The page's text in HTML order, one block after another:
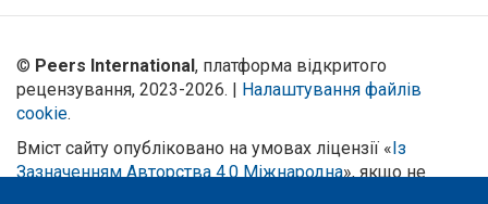
© Peers International, платформа відкритого
рецензування, 2023-2026. | Налаштування файлів
cookie.
Вміст сайту опубліковано на умовах ліцензії «Із
Зазначенням Авторства 4.0 Міжнародна», якщо не